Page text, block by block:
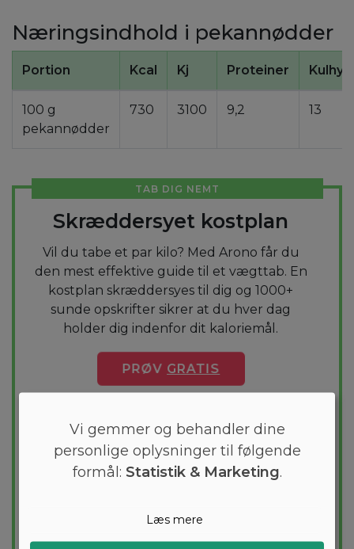
Næringsindhold i pekannødder
Portion Kcal Kj Proteiner
100 g
pekannødder
730 3100 9,2 13
TAB DIG NEMT
Skræddersyet kostplan
Vil du tabe et par kilo? Med Arono får du
den mest effektive guide til et vægttab. En
kostplan skræddersyes til dig og 1000+
sunde opskrifter sikrer at du hver dag
holder dig indenfor dit kaloriemål.
PRØV GRATIS
Vi gemmer og behandler dine
personlige oplysninger til følgende
formål: Statistik & Marketing.
Læs mere